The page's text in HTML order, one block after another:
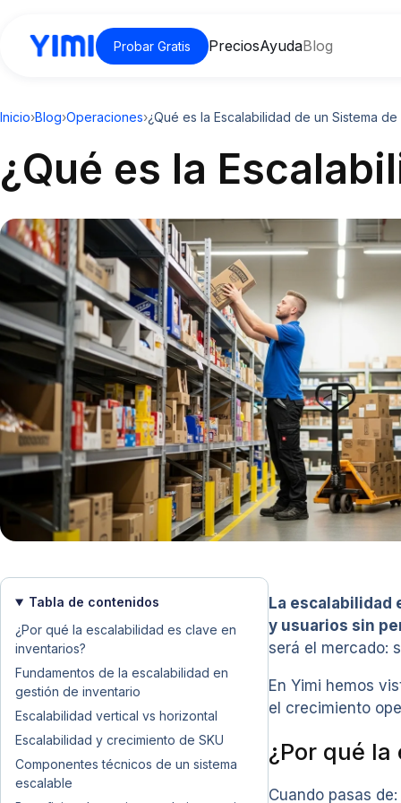
Probar Gratis PreciosAyudaBlog
Inicio›Blog›Operaciones›¿Qué es la Escalabilidad de un Sistema
¿Qué es la
Tabla de contenidos
¿Por qué la escalabilidad es clave en
inventarios?
Fundamentos de la escalabilidad en
gestión de inventario
Escalabilidad vertical vs horizontal
Escalabilidad y crecimiento de SKU
Componentes técnicos de un sistema
escalable
La escalabilidad
y usuarios sin
será el mercado:
En Yimi hemos
el crecimiento
¿Por qué
Cuando pasas de: